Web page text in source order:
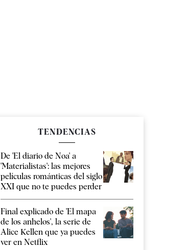
TENDENCIAS
De 'El diario de Noa' a
'Materialistas': las mejores
películas románticas del siglo
XXI que no te puedes perder
Final explicado de 'El mapa
de los anhelos', la serie de
Alice Kellen que ya puedes
ver en Netflix